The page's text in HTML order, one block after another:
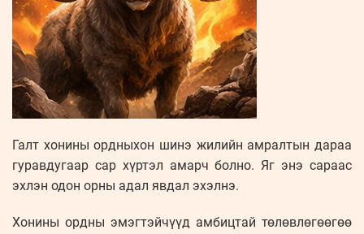
Галт хонины ордныхон шинэ жилийн амралтын дараа
гуравдугаар сар хүртэл амарч болно. Яг энэ сараас
эхлэн одон орны адал явдал эхэлнэ.
Хонины ордны эмэгтэйчүүд амбицтай төлөвлөгөөгөө